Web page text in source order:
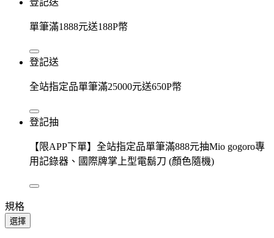
單筆滿1888元送188P幣
登記送
全站指定品單筆滿25000元送650P幣
登記抽
【限APP下單】全站指定品單筆滿888元抽Mio gogoro專
用記錄器、國際牌掌上型電鬍刀 (顏色隨機)
規格
選擇